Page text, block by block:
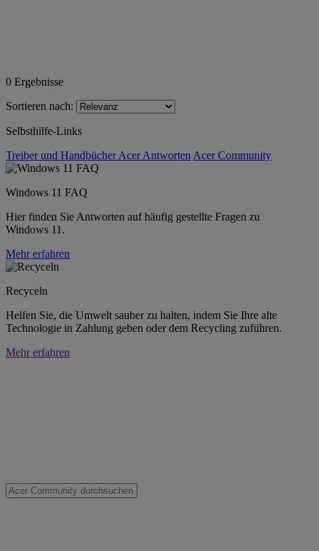
0 Ergebnisse
Sortieren nach:
Selbsthilfe-Links
Treiber und HandbücherAcer Antworten Acer Community
Windows 11 FAQ
Hier finden Sie Antworten auf häufig gestellte Fragen zu
Windows 11.
Mehr erfahren
Recyceln
Helfen Sie, die Umwelt sauber zu halten, indem Sie Ihre alte
Technologie in Zahlung geben oder dem Recycling zuführen.
Mehr erfahren